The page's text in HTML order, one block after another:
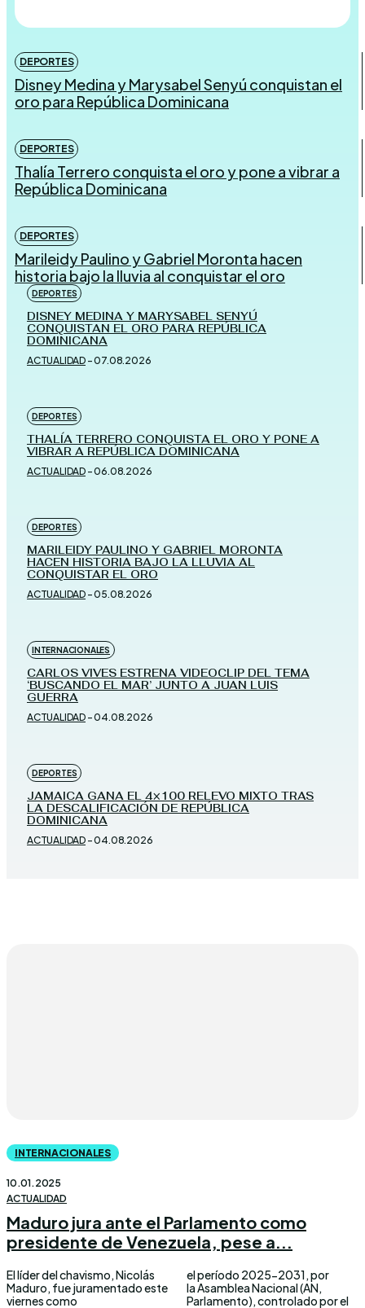
DEPORTES
Disney Medina y Marysabel Senyú conquistan el
oro para República Dominicana
DEPORTES
Thalía Terrero conquista el oro y pone a vibrar a
República Dominicana
DEPORTES
Marileidy Paulino y Gabriel Moronta hacen
historia bajo la lluvia al conquistar el oro
DEPORTES
DISNEY MEDINA Y MARYSABEL SENYÚ
CONQUISTAN EL ORO PARA REPÚBLICA
DOMINICANA
ACTUALIDAD -07.08.2026
DEPORTES
THALÍA TERRERO CONQUISTA EL ORO Y PONE A
VIBRAR A REPÚBLICA DOMINICANA
ACTUALIDAD -06.08.2026
DEPORTES
MARILEIDY PAULINO Y GABRIEL MORONTA
HACEN HISTORIA BAJO LA LLUVIA AL
CONQUISTAR EL ORO
ACTUALIDAD -05.08.2026
INTERNACIONALES
CARLOS VIVES ESTRENA VIDEOCLIP DEL TEMA
‘BUSCANDO EL MAR’ JUNTO A JUAN LUIS
GUERRA
ACTUALIDAD -04.08.2026
DEPORTES
JAMAICA GANA EL 4×100 RELEVO MIXTO TRAS
LA DESCALIFICACIÓN DE REPÚBLICA
DOMINICANA
ACTUALIDAD -04.08.2026
INTERNACIONALES
10.01.2025
ACTUALIDAD
Maduro jura ante el Parlamento como
presidente de Venezuela, pese a...
El líder del chavismo, Nicolás
Maduro, fue juramentado este
viernes como
el período 2025-2031, por
la Asamblea Nacional (AN,
Parlamento), controlado por el